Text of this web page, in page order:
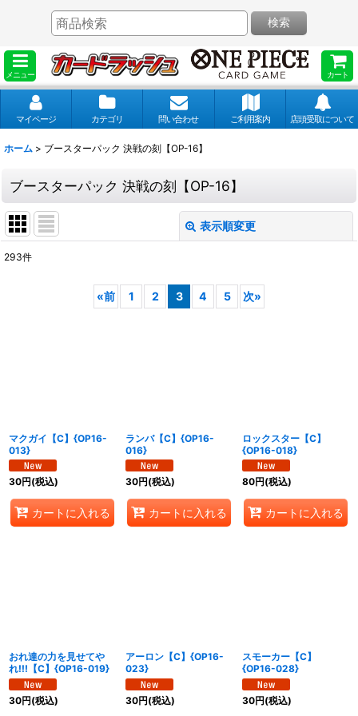
メニュー カート
検索
マイページ カテゴリ 問い合わせ ご利用案内 店頭受取について
ホーム > ブースターパック 決戦の刻【OP-16】
ブースターパック 決戦の刻【OP-16】
表示順変更
293件
«前 1 2 3 4 5 次»
マクガイ【C】{OP16-
013}
30円(税込)
カートに入れる
ランバ【C】{OP16-
016}
30円(税込)
カートに入れる
ロックスター【C】
{OP16-018}
80円(税込)
カートに入れる
おれ達の力を見せてや
れ!!!【C】{OP16-019}
30円(税込)
アーロン【C】{OP16-
023}
30円(税込)
スモーカー【C】
{OP16-028}
30円(税込)